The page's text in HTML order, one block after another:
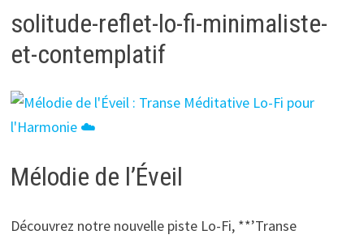
solitude-reflet-lo-fi-minimaliste-
et-contemplatif
Mélodie de l’Éveil
Découvrez notre nouvelle piste Lo-Fi, **’Transe